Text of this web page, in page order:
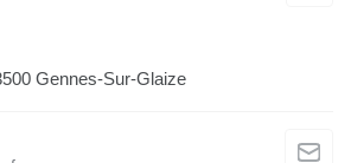
Gennes-Sur-Glaize